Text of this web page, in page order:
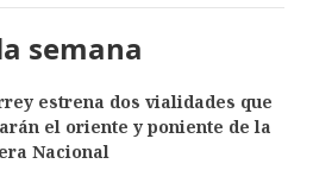
semana
estrena dos vialidades que
el oriente y poniente de la
Nacional